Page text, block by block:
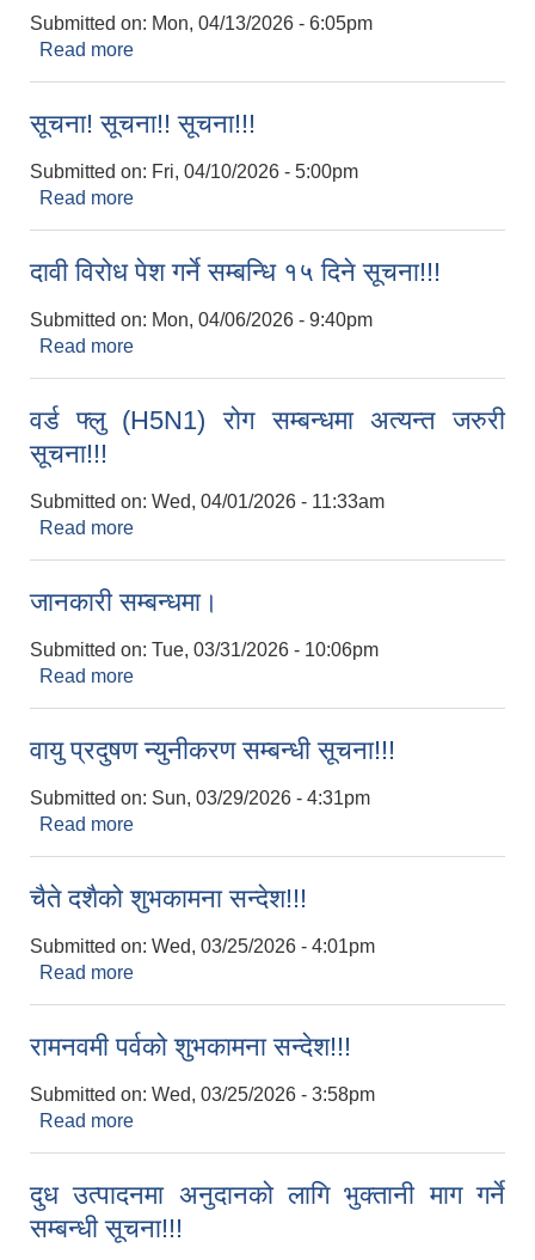
Submitted on: Mon, 04/13/2026 - 6:05pm
Read more
सूचना! सूचना!! सूचना!!!
Submitted on: Fri, 04/10/2026 - 5:00pm
Read more
दावी विरोध पेश गर्ने सम्बन्धि १५ दिने सूचना!!!
Submitted on: Mon, 04/06/2026 - 9:40pm
Read more
वर्ड फ्लु (H5N1) रोग सम्बन्धमा अत्यन्‍त जरुरी
सूचना!!!
Submitted on: Wed, 04/01/2026 - 11:33am
Read more
जानकारी सम्बन्धमा।
Submitted on: Tue, 03/31/2026 - 10:06pm
Read more
वायु प्रदुषण न्युनीकरण सम्बन्धी सूचना!!!
Submitted on: Sun, 03/29/2026 - 4:31pm
Read more
चैते दशैको शुभकामना सन्देश!!!
Submitted on: Wed, 03/25/2026 - 4:01pm
Read more
रामनवमी पर्वको शुभकामना सन्देश!!!
Submitted on: Wed, 03/25/2026 - 3:58pm
Read more
दुध उत्‍पादनमा अनुदानको लागि भुक्तानी माग गर्ने
सम्बन्धी सूचना!!!